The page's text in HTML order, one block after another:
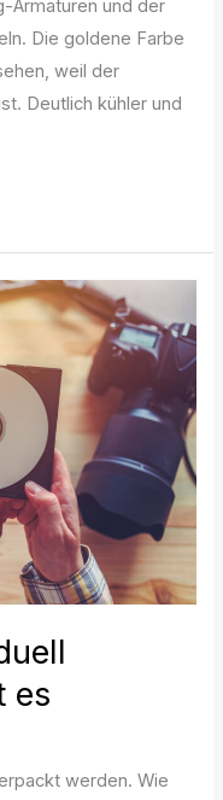
Armaturen und der
Die goldene Farbe
weil der
Deutlich kühler und
es
werden. Wie